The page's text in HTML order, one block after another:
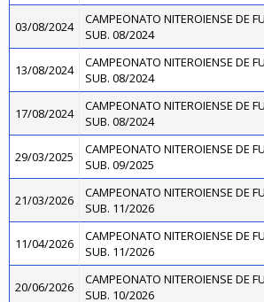
03/08/2024
CAMPEONATO NITEROIENSE DE
SUB. 08/2024
13/08/2024
CAMPEONATO NITEROIENSE DE
SUB. 08/2024
17/08/2024
CAMPEONATO NITEROIENSE DE
SUB. 08/2024
29/03/2025
CAMPEONATO NITEROIENSE DE
SUB. 09/2025
21/03/2026
CAMPEONATO NITEROIENSE DE
SUB. 11/2026
11/04/2026
CAMPEONATO NITEROIENSE DE
SUB. 11/2026
20/06/2026
CAMPEONATO NITEROIENSE DE
SUB. 10/2026